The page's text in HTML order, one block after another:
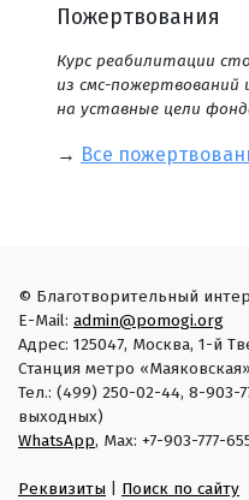
Пожертвования
Курс реабилитации
из смс-
на уставные цели
→ Все
© Благотворительный
E-Mail: admin@pomogi.org
Адрес: 125047, Москва, 1-й
Станция метро
Тел.: (499) 250-02-44, 8-903-
выходных)
WhatsApp, Max: +7-903-777-
Реквизиты Поиск по сайту